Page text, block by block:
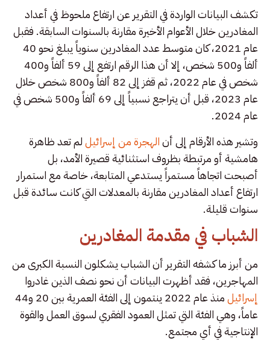
تكشف البيانات الواردة في التقرير عن ارتفاع ملحوظ في أعداد
المغادرين خلال الأعوام الأخيرة مقارنة بالسنوات السابقة. فقبل
عام 2021، كان متوسط عدد المغادرين سنوياً يبلغ نحو 40
ألفاً و500 شخص، إلا أن هذا الرقم ارتفع إلى 59 ألفاً و400
شخص في عام 2022، ثم قفز إلى 82 ألفاً و800 شخص خلال
عام 2023، قبل أن يتراجع نسبياً إلى 69 ألفاً و500 شخص في
عام 2024.
وتشير هذه الأرقام إلى أنالهجرة من إسرائيللم تعد ظاهرة
هامشية أو مرتبطة بظروف استثنائية قصيرة الأمد، بل
أصبحت اتجاهاً مستمراً يستدعي المتابعة، خاصة مع استمرار
ارتفاع أعداد المغادرين مقارنة بالمعدلات التي كانت سائدة قبل
سنوات قليلة.
الشباب في مقدمة المغادرين
من أبرز ما كشفه التقرير أن الشباب يشكلون النسبة الكبرى من
المهاجرين، فقد أظهرت البيانات أن نحو نصف الذين غادروا
إسرائيل
منذ عام 2022 ينتمون إلى الفئة العمرية بين 20 و44
عاماً، وهي الفئة التي تمثل العمود الفقري لسوق العمل والقوة
الإنتاجية في أي مجتمع.